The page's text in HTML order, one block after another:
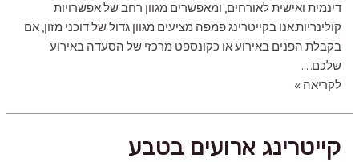
דינמית ואישית לאורחים, ומאפשרים מגוון רחב של אפשרויות
קולינריות.אנו בקייטרינג פמפה מציעים מגוון גדול של דוכני מזון, אם
בקבלת הפנים באירוע או כקונספט מרכזי של הסעדה באירוע
שלכם. …
דוכני
לקריאה »
קייטרינג ארועים בטבע